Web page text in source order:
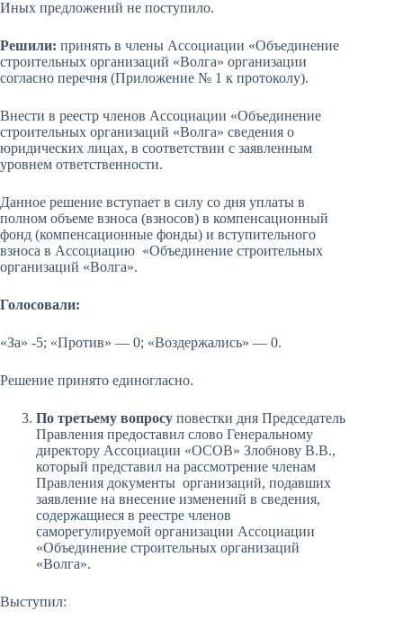
Иных предложений не поступило.
Решили: принять в члены Ассоциации «Объединение
строительных организаций «Волга» организации
согласно перечня (Приложение № 1 к протоколу).
Внести в реестр членов Ассоциации «Объединение
строительных организаций «Волга» сведения о
юридических лицах, в соответствии с заявленным
уровнем ответственности.
Данное решение вступает в силу со дня уплаты в
полном объеме взноса (взносов) в компенсационный
фонд (компенсационные фонды) и вступительного
взноса в Ассоциацию «Объединение строительных
организаций «Волга».
Голосовали:
«За» -5; «Против» — 0; «Воздержались» — 0.
Решение принято единогласно.
По третьему вопросу повестки дня Председатель
Правления предоставил слово Генеральному
директору Ассоциации «ОСОВ» Злобнову В.В.,
который представил на рассмотрение членам
Правления документы организаций, подавших
заявление на внесение изменений в сведения,
содержащиеся в реестре членов
саморегулируемой организации Ассоциации
«Объединение строительных организаций
«Волга».
Выступил: